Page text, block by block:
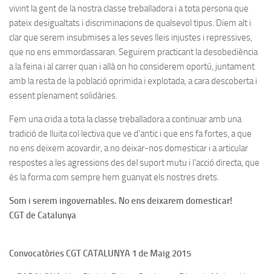
vivint la gent de la nostra classe treballadora i a tota persona que
pateix desigualtats i discriminacions de qualsevol tipus. Diem alt i
clar que serem insubmises a les seves lleis injustes i repressives,
que no ens emmordassaran. Seguirem practicant la desobediència
a la feina i al carrer quan i allà on ho considerem oportú, juntament
amb la resta de la població oprimida i explotada, a cara descoberta i
essent plenament solidàries.
Fem una crida a tota la classe treballadora a continuar amb una
tradició de lluita col·lectiva que ve d’antic i que ens fa fortes, a que
no ens deixem acovardir, a no deixar-nos domesticar i a articular
respostes a les agressions des del suport mutu i l’acció directa, que
és la forma com sempre hem guanyat els nostres drets.
Som i serem ingovernables. No ens deixarem domesticar!
CGT de Catalunya
Convocatòries CGT CATALUNYA 1 de Maig 2015